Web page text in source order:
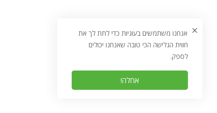
אנחנו משתמשים בעוגיות כדי לתת לך את
חווית הגלישה הכי טובה שאנחנו יכולים
לספק.
אחלה!